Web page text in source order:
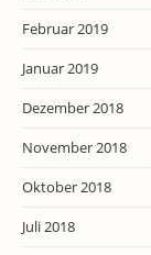
Februar 2019
Januar 2019
Dezember 2018
November 2018
Oktober 2018
Juli 2018